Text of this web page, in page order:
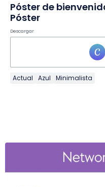
Póster de
Póster
Descargar
Actual Azul Minimalista